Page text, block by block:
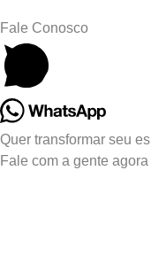
Fale Conosco
Quer transformar seu
Fale com a gente